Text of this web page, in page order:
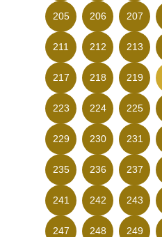
205 206 207
211 212 213
217 218 219
223 224 225
229 230 231
235 236 237
241 242 243
247 248 249